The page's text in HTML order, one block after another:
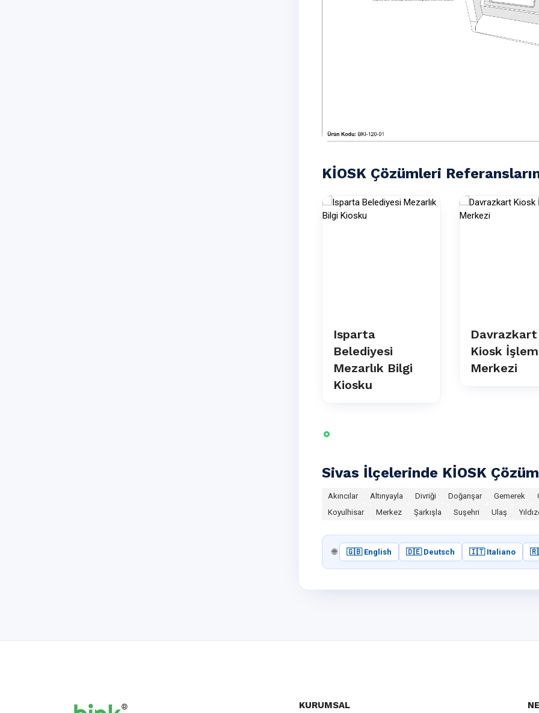
KİOSK Çözümleri
Isparta
Belediyesi
Mezarlık Bilgi
Kiosku
Davrazkart
Kiosk İşlem
Merkezi
Sivas İlçelerinde KİOSK
Akıncılar Altınyayla Divriği Doğanşar Gemerek
Koyulhisar
Merkez Şarkışla Suşehri Ulaş
🌐 🇬🇧 English 🇩🇪 Deutsch 🇮🇹 Italiano
KURUMSAL